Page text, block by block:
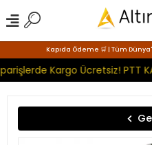
Kapıda Ödeme 🛒 | Tüm
Kargo Ücretsiz! PTT